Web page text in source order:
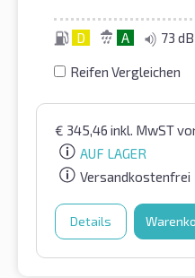
D A 73 dB
Reifen Vergleichen
€ 345,46 inkl. MwST
AUF LAGER
Versandkostenfrei
Details